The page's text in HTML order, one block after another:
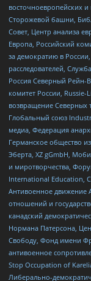
восточноевропейских
Сторожевой башни,
Совет, Центр анализа
Европа, Российский
за демократию в
расследователей,
Россия Северный
комитет России, Russie-
возвращение Северных
Глобальный союз
медиа, Федерация
Германское общество
Эберта, XZ gGmbH,
и миротворчества,
International Education,
Антивоенное движение
отношений и
канадский
Нормана Патерсона,
Свободу, Фонд имени
антивоенное
Stop Occupation of
Либерально-